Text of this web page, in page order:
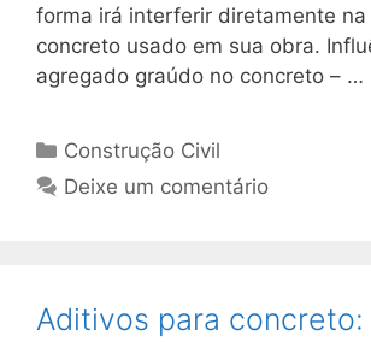
forma irá interferir diretamente
concreto usado em sua obra.
agregado graúdo no concreto – …
Construção Civil
Deixe um comentário
Aditivos para concreto: